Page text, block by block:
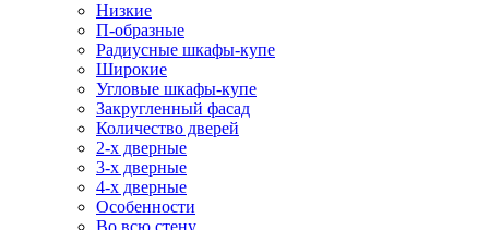
Низкие
П-образные
Радиусные шкафы-купе
Широкие
Угловые шкафы-купе
Закругленный фасад
Количество дверей
2-х дверные
3-х дверные
4-х дверные
Особенности
Во всю стену